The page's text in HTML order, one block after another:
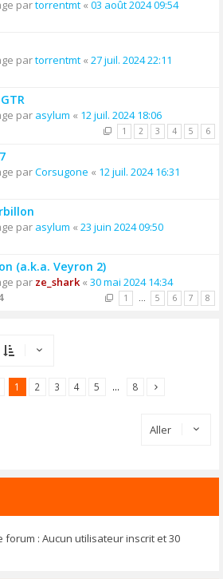
partorrentmt « 03 août 2024 09:54
partorrentmt « 27 juil. 2024 22:11
par asylum « 12 juil. 2024 18:06
1 2 3 4 5 6
parCorsugone « 12 juil. 2024 16:31
par asylum « 23 juin 2024 09:50
(a.k.a. Veyron 2)
par ze_shark« 30 mai 2024 14:34
1 … 5 6 7 8
1 2 3 4 5 … 8
Aller
: Aucun utilisateur inscrit et 30